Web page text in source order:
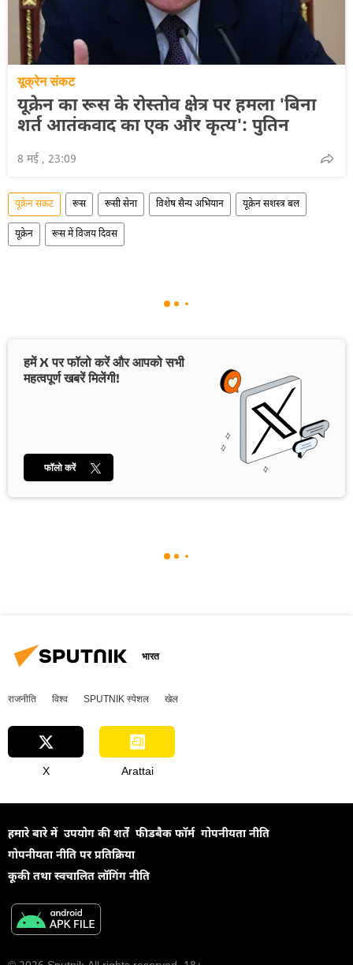
यूक्रेन संकट
यूक्रेन का रूस के रोस्तोव क्षेत्र पर हमला 'बिना
शर्त आतंकवाद का एक और कृत्य': पुतिन
8 मई , 23:09
यूक्रेन संकट रूस रूसी सेना विशेष सैन्य अभियान यूक्रेन सशस्त्र बल
यूक्रेन रूस में विजय दिवस
हमें X पर फॉलो करें और आपको सभी
महत्वपूर्ण खबरें मिलेंगी!
फॉलो करें
भारत
राजनीति विश्व SPUTNIK स्पेशल खेल
X Arattai
हमारे बारे में उपयोग की शर्तें फीडबैक फॉर्म गोपनीयता नीति
गोपनीयता नीति पर प्रतिक्रिया
कूकी तथा स्वचालित लॉगिंग नीति